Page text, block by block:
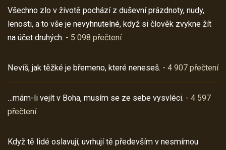
Všechno zlo v životě pochází z duševní prázdnoty, nudy,
lenosti, a to vše je nevyhnutelné, když si člověk zvykne žít
na účet druhých. - 5 098 přečtení
Nevíš, jak těžké je břemeno, které neneseš. - 4 907 přečtení
…mám-li vejít v Boha, musím se ze sebe vysvléci. - 4 597
přečtení
Když tě lidé oslavují, uvrhují tě především v nesmírnou